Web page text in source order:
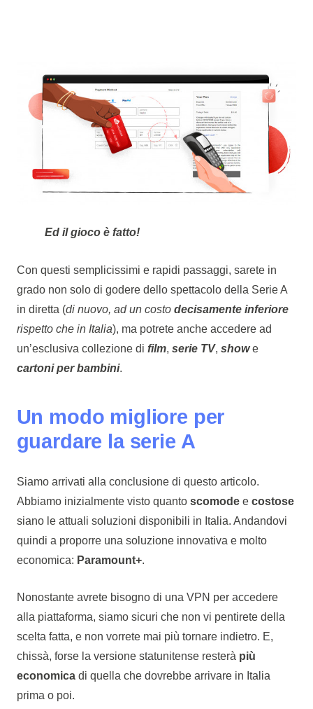
Ed il gioco è fatto!
Con questi semplicissimi e rapidi passaggi, sarete in
grado non solo di godere dello spettacolo della Serie A
in diretta (di nuovo, ad un costo decisamente inferiore
rispetto che in Italia), ma potrete anche accedere ad
un’esclusiva collezione di film, serie TV, show e
cartoni per bambini.
Un modo migliore per
guardare la serie A
Siamo arrivati alla conclusione di questo articolo.
Abbiamo inizialmente visto quanto scomodee costose
siano le attuali soluzioni disponibili in Italia. Andandovi
quindi a proporre una soluzione innovativa e molto
economica: Paramount+.
Nonostante avrete bisogno di una VPN per accedere
alla piattaforma, siamo sicuri che non vi pentirete della
scelta fatta, e non vorrete mai più tornare indietro. E,
chissà, forse la versione statunitense resterà più
economicadi quella che dovrebbe arrivare in Italia
prima o poi.